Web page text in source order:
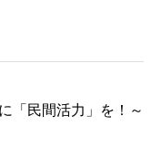
「民間活力」を！～